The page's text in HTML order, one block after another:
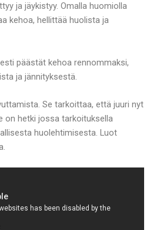
ja jäykistyy. Omalla huomiolla
kehoa, hellittää huolista ja
päästät kehoa rennommaksi,
ja jännityksestä.
Se tarkoittaa, että juuri nyt
on hetki jossa tarkoituksella
huolehtimisesta. Luot